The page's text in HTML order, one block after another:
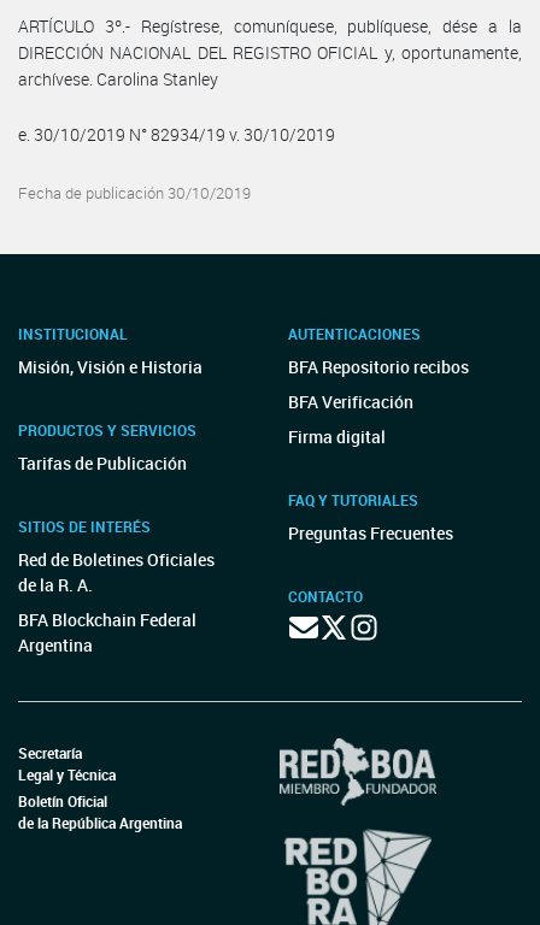
ARTÍCULO 3º.- Regístrese, comuníquese, publíquese, dése a la
DIRECCIÓN NACIONAL DEL REGISTRO OFICIAL y, oportunamente,
archívese. Carolina Stanley
e. 30/10/2019 N° 82934/19 v. 30/10/2019
Fecha de publicación 30/10/2019
INSTITUCIONAL
Misión, Visión e Historia
PRODUCTOS Y SERVICIOS
Tarifas de Publicación
SITIOS DE INTERÉS
Red de Boletines Oficiales
de la R. A.
BFA Blockchain Federal
Argentina
AUTENTICACIONES
BFA Repositorio recibos
BFA Verificación
Firma digital
FAQ Y TUTORIALES
Preguntas Frecuentes
CONTACTO
Secretaría
Legal y Técnica
Boletín Oficial
de la República Argentina